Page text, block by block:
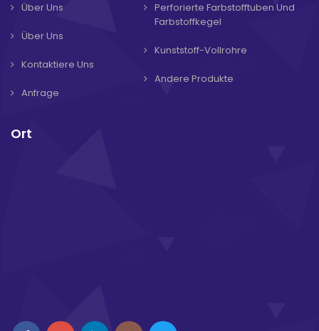
Über Uns
Über Uns
Kontaktiere Uns
Anfrage
Perforierte Farbstofftuben Und
Farbstoffkegel
Kunststoff-Vollrohre
Andere Produkte
Ort